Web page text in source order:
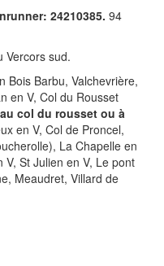
24210385. 94
Vercors sud.
Bois Barbu, Valchevrière,
en V, Col du Rousset
col du rousset ou à
en V, Col de Proncel,
La Chapelle en
St Julien en V, Le pont
Meaudret, Villard de